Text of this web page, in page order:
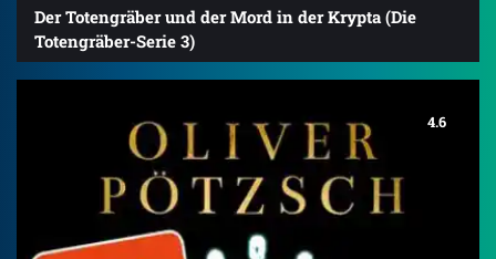
Der Totengräber und der Mord in der Krypta (Die
Totengräber-Serie 3)
4.6